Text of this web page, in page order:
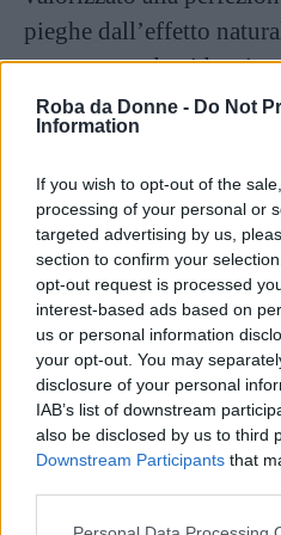
Roba da Donne - Do Not
Information
If you wish to opt-out of the
processing of your personal or
targeted advertising by us,
section to confirm your
opt-out request is processed
interest-based ads based on
us or personal information
your opt-out. You may
disclosure of your personal
IAB’s list of downstream
also be disclosed by us to third
Downstream Participants that
Please note that this website/
pieghe dall’effetto
accentuare ed
che è tipico e
colorazione. Un’altra
sicuramente quellatra il
bob: anche le linee
ondulato si sposano
effetti di luce e colore di
Se però avete i capelli
biondissimi come la
Nei trend di questo
inverno, infatti,
caro vecchio Tiger Eye.
rivoluzionare